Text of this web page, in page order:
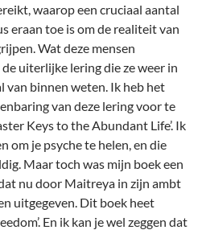
waarop een cruciaal aantal
eraan toe is om de realiteit van
Wat deze mensen
uiterlijke lering die ze weer in
van binnen weten. Ik heb het
van deze lering voor te
Keys to the Abundant Life’. Ik
om je psyche te helen, en die
Maar toch was mijn boek een
nu door Maitreya in zijn ambt
uitgegeven. Dit boek heet
En ik kan je wel zeggen dat